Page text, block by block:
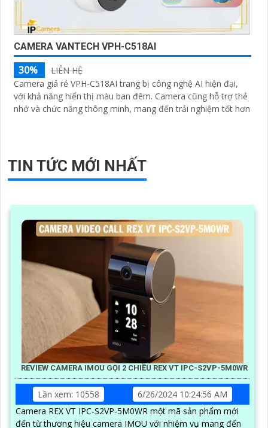
CAMERA VANTECH VPH-C518AI
30%
LIÊN HỆ
Camera giá rẻ VPH-C518AI trang bị công nghệ AI hiện đại,
với khả năng hiển thị màu ban đêm. Camera cũng hỗ trợ thẻ
nhớ và chức năng thông minh, mang đến trải nghiệm tốt hơn
TIN TỨC MỚI NHẤT
REVIEW CAMERA IMOU GỌI 2 CHIỀU REX VT IPC-S2VP-5M0WR
Lần xem: 10558
6/26/2024 10:24:56 AM
Camera REX VT IPC-S2VP-5M0WR một mã sản phẩm mới
đến từ thương hiệu camera IMOU với nhiệm vụ mang đến